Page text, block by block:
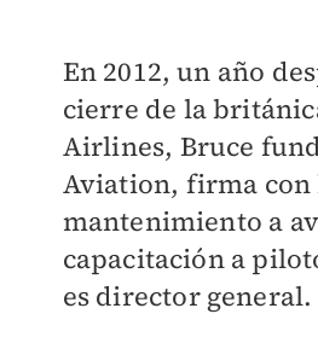
En 2012, un año
cierre de la
Airlines, Bruce
Aviation, firma con
mantenimiento a
capacitación a
es director general.